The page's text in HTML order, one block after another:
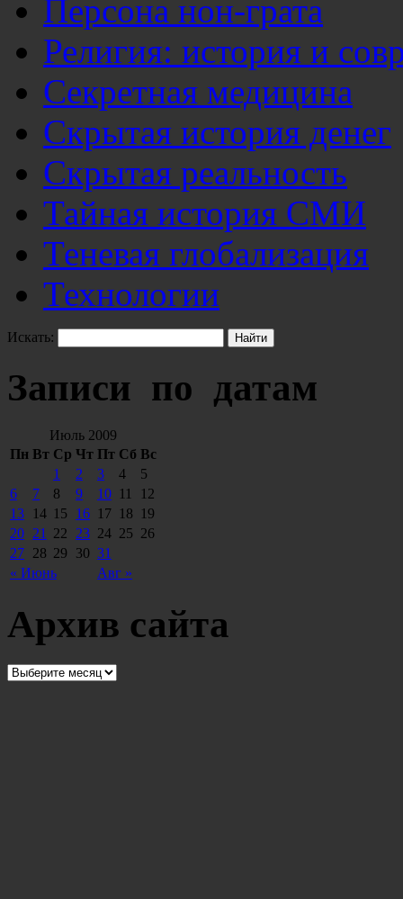
Персона нон-грата
Религия: история и
Секретная медицина
Скрытая история денег
Скрытая реальность
Тайная история СМИ
Теневая глобализация
Технологии
Искать:
Записи по датам
Июль 2009
Пн Вт Ср Чт Пт Сб Вс
« Июнь Авг »
1 2 3 4
5
6
7 8 9 10 11
12
13
14 15 16 17 18
19
20 21 22 23 24 25 26
27 28 29 30 31
Архив сайта